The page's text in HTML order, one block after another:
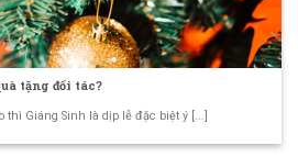
tặng đối tác?
Giáng Sinh là dịp lễ đặc biệt ý [...]